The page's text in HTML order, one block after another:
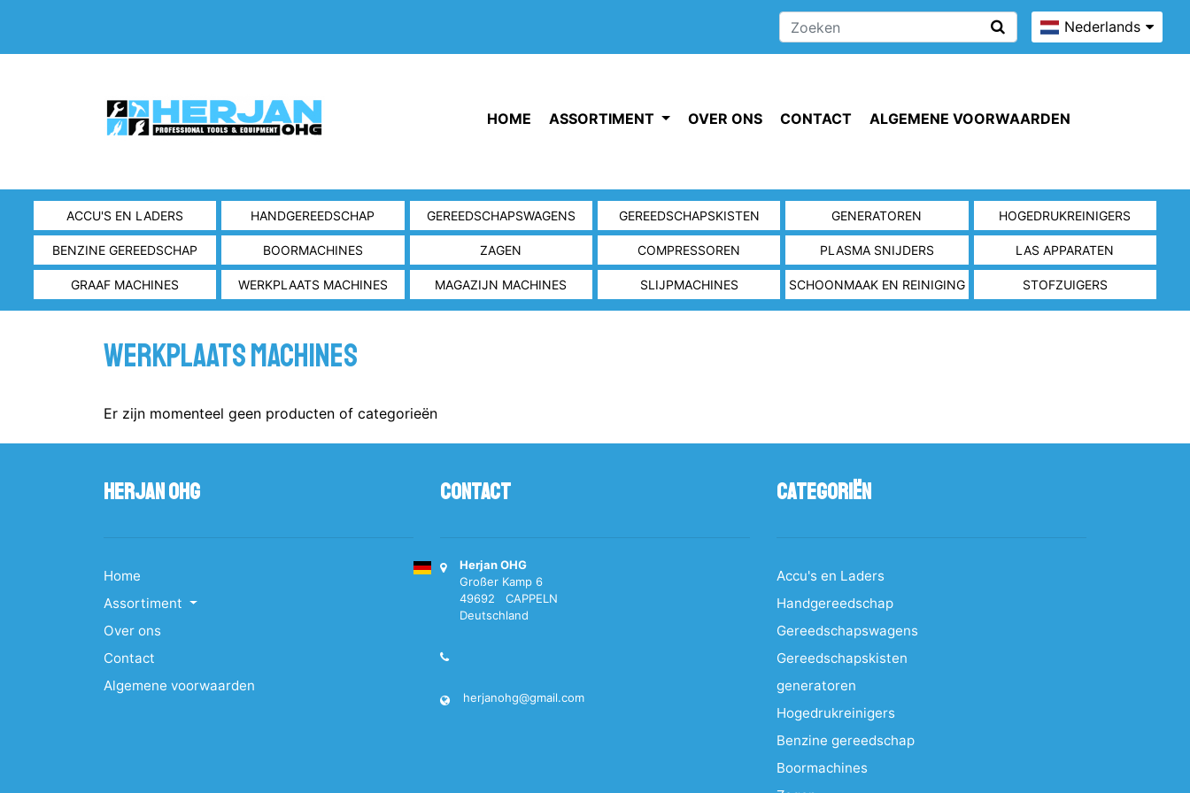
Nederlands
HOME ASSORTIMENT OVER ONS CONTACT ALGEMENE VOORWAARDEN
ACCU'S EN LADERS HANDGEREEDSCHAP GEREEDSCHAPSWAGENS GEREEDSCHAPSKISTEN GENERATOREN HOGEDRUKREINIGERS
BENZINE GEREEDSCHAP BOORMACHINES ZAGEN COMPRESSOREN PLASMA SNIJDERS LAS APPARATEN
GRAAF MACHINES WERKPLAATS MACHINES MAGAZIJN MACHINES SLIJPMACHINES SCHOONMAAK EN REINIGING STOFZUIGERS
Werkplaats machines
Er zijn momenteel geen producten of categorieën
Herjan OHG
Home
Assortiment
Over ons
Contact
Algemene voorwaarden
Contact
Herjan OHG
Großer Kamp 6
49692 CAPPELN
Deutschland
herjanohg@gmail.com
Categoriën
Accu's en Laders
Handgereedschap
Gereedschapswagens
Gereedschapskisten
generatoren
Hogedrukreinigers
Benzine gereedschap
Boormachines